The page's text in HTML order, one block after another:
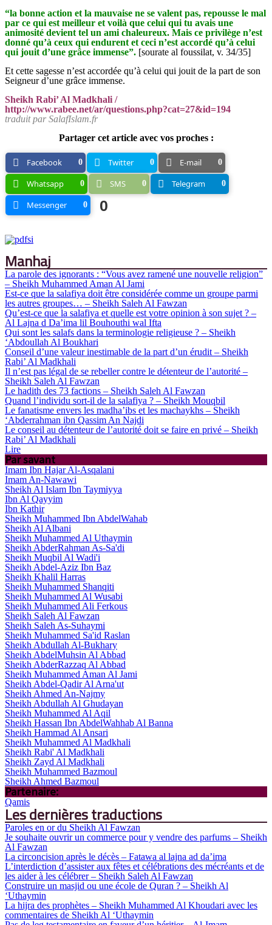
“la bonne action et la mauvaise ne se valent pas, repousse le mal
par ce qui est meilleur et voilà que celui qui tu avais une
animosité devient tel un ami chaleureux. Mais ce privilège n’est
donné qu’à ceux qui endurent et ceci n’est accordé qu’à celui
qui jouit d’une grâce immense”. [sourate al foussilat, v. 34/35]
Et cette sagesse n’est accordée qu’à celui qui jouit de la part de son
Seigneur d’une grâce immense.
Sheikh Rabi’ Al Madkhali /
http://www.rabee.net/ar/questions.php?cat=27&id=194
traduit par SalafIslam.fr
Partager cet article avec vos proches :
Facebook 0 Twitter 0 E-mail 0
Whatsapp 0 SMS 0 Telegram 0
Messenger 0 0
Manhaj
La parole des ignorants : “Vous avez ramené une nouvelle religion”
– Sheikh Muhammed Aman Al Jami
Est-ce que la salafiya doit être considérée comme un groupe parmi
les autres groupes… – Sheikh Saleh Al Fawzan
Qu’est-ce que la salafiya et quelle est votre opinion à son sujet ? –
Al Lajna d Da’ima lil Bouhouthi wal Ifta
Qui sont les salafs dans la terminologie religieuse ? – Sheikh
‘Abdoullah Al Boukhari
Conseil d’une valeur inestimable de la part d’un érudit – Sheikh
Rabi’ Al Madkhali
Il n’est pas légal de se rebeller contre le détenteur de l’autorité –
Sheikh Saleh Al Fawzan
Le hadith des 73 factions – Sheikh Saleh Al Fawzan
Quand l’individu sort-il de la salafiya ? – Sheikh Mouqbil
Le fanatisme envers les madha’ibs et les machaykhs – Sheikh
‘Abderrahman ibn Qassim An Najdi
Le conseil au détenteur de l’autorité doit se faire en privé – Sheikh
Rabi’ Al Madkhali
Lire
Par savant
Imam Ibn Hajar Al-Asqalani
Imam An-Nawawi
Sheikh Al Islam Ibn Taymiyya
Ibn Al Qayyim
Ibn Kathir
Sheikh Muhammed Ibn AbdelWahab
Sheikh Al Albani
Sheikh Muhammed Al Uthaymin
Sheikh AbderRahman As-Sa'di
Sheikh Muqbil Al Wadi'i
Sheikh Abdel-Aziz Ibn Baz
Sheikh Khalil Harras
Sheikh Muhammed Shanqiti
Sheikh Muhammed Al Wusabi
Sheikh Muhammed Ali Ferkous
Sheikh Saleh Al Fawzan
Sheikh Saleh As-Suhaymi
Sheikh Muhammed Sa'id Raslan
Sheikh Abdullah Al-Bukhary
Sheikh AbdelMuhsin Al Abbad
Sheikh AbderRazzaq Al Abbad
Sheikh Muhammed Aman Al Jami
Sheikh Abdel-Qadir Al Arna'ut
Sheikh Ahmed An-Najmy
Sheikh Abdullah Al Ghudayan
Sheikh Muhammed Al Aqil
Sheikh Hassan Ibn AbdelWahhab Al Banna
Sheikh Hammad Al Ansari
Sheikh Muhammed Al Madkhali
Sheikh Rabi' Al Madkhali
Sheikh Zayd Al Madkhali
Sheikh Muhammed Bazmoul
Sheikh Ahmed Bazmoul
Partenaire:
Qamis
Les dernières traductions
Paroles en or du Sheikh Al Fawzan
Je souhaite ouvrir un commerce pour y vendre des parfums – Sheikh
Al Fawzan
La circoncision après le décès – Fatawa al lajna ad da’ima
L’interdiction d’assister aux fêtes et célébrations des mécréants et de
les aider à les célébrer – Sheikh Saleh Al Fawzan
Construire un masjid ou une école de Quran ? – Sheikh Al
‘Uthaymin
La hijra des prophètes – Sheikh Muhammed Al Khoudari avec les
commentaires de Sheikh Al ‘Uthaymin